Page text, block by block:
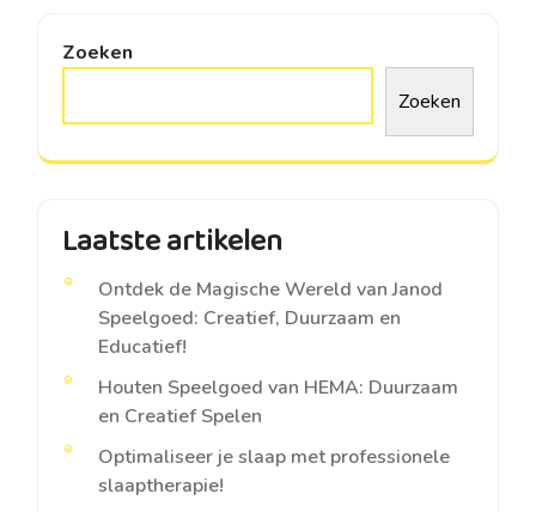
Zoeken
Zoeken
Laatste artikelen
Ontdek de Magische Wereld van Janod
Speelgoed: Creatief, Duurzaam en
Educatief!
Houten Speelgoed van HEMA: Duurzaam
en Creatief Spelen
Optimaliseer je slaap met professionele
slaaptherapie!